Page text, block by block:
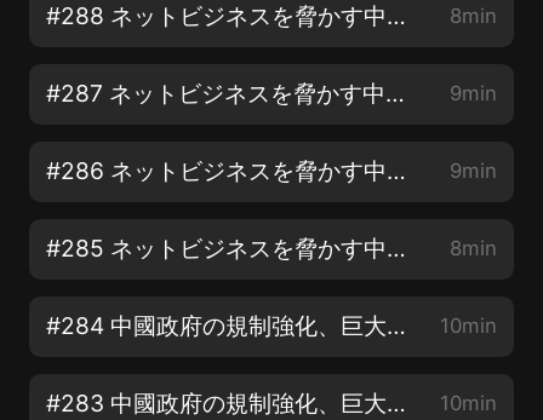
#288 ネットビジネスを脅かす中國の闇サイト その④ 東京五輪にサイバー攻撃は発生したの？ 8min
#287 ネットビジネスを脅かす中國の闇サイト その③ 日本はサイバー攻撃を受けているの？ 9min
#286 ネットビジネスを脅かす中國の闇サイト その② サイバー攻撃はどうやって起きているの？ 9min
#285 ネットビジネスを脅かす中國の闇サイト その① ネットの利便性を悪用するサイバー犯罪 8min
#284 中國政府の規制強化、巨大テックにどう影響するか その⑤ 共同裕福裕とは 10min
#283 中國政府の規制強化、巨大テックにどう影響するか その④ テンセントの獨占問題 10min